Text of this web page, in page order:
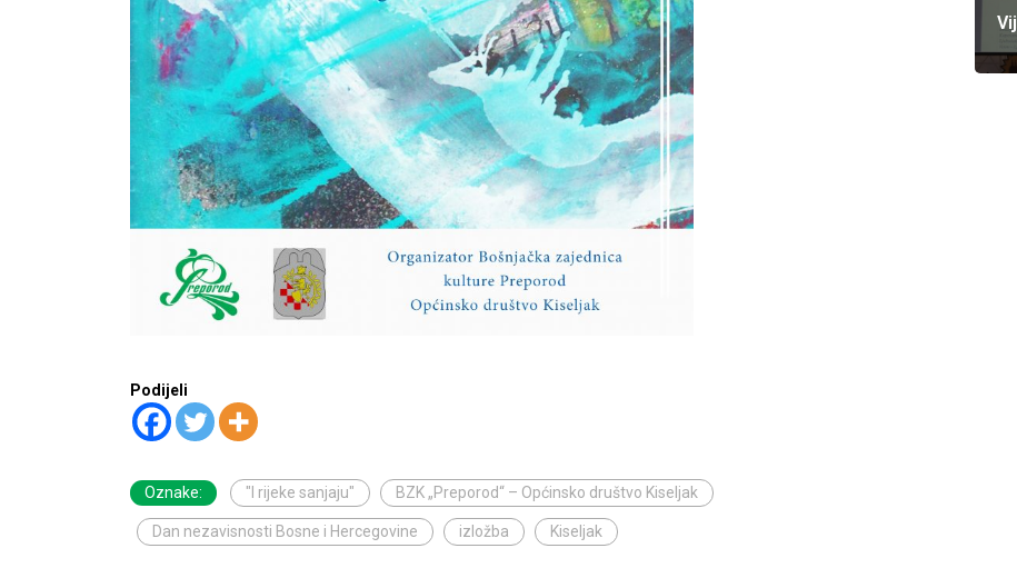
Podijeli
Oznake: "I rijeke sanjaju" BZK „Preporod“ – Općinsko društvo Kiseljak
Dan nezavisnosti Bosne i Hercegovine izložba Kiseljak